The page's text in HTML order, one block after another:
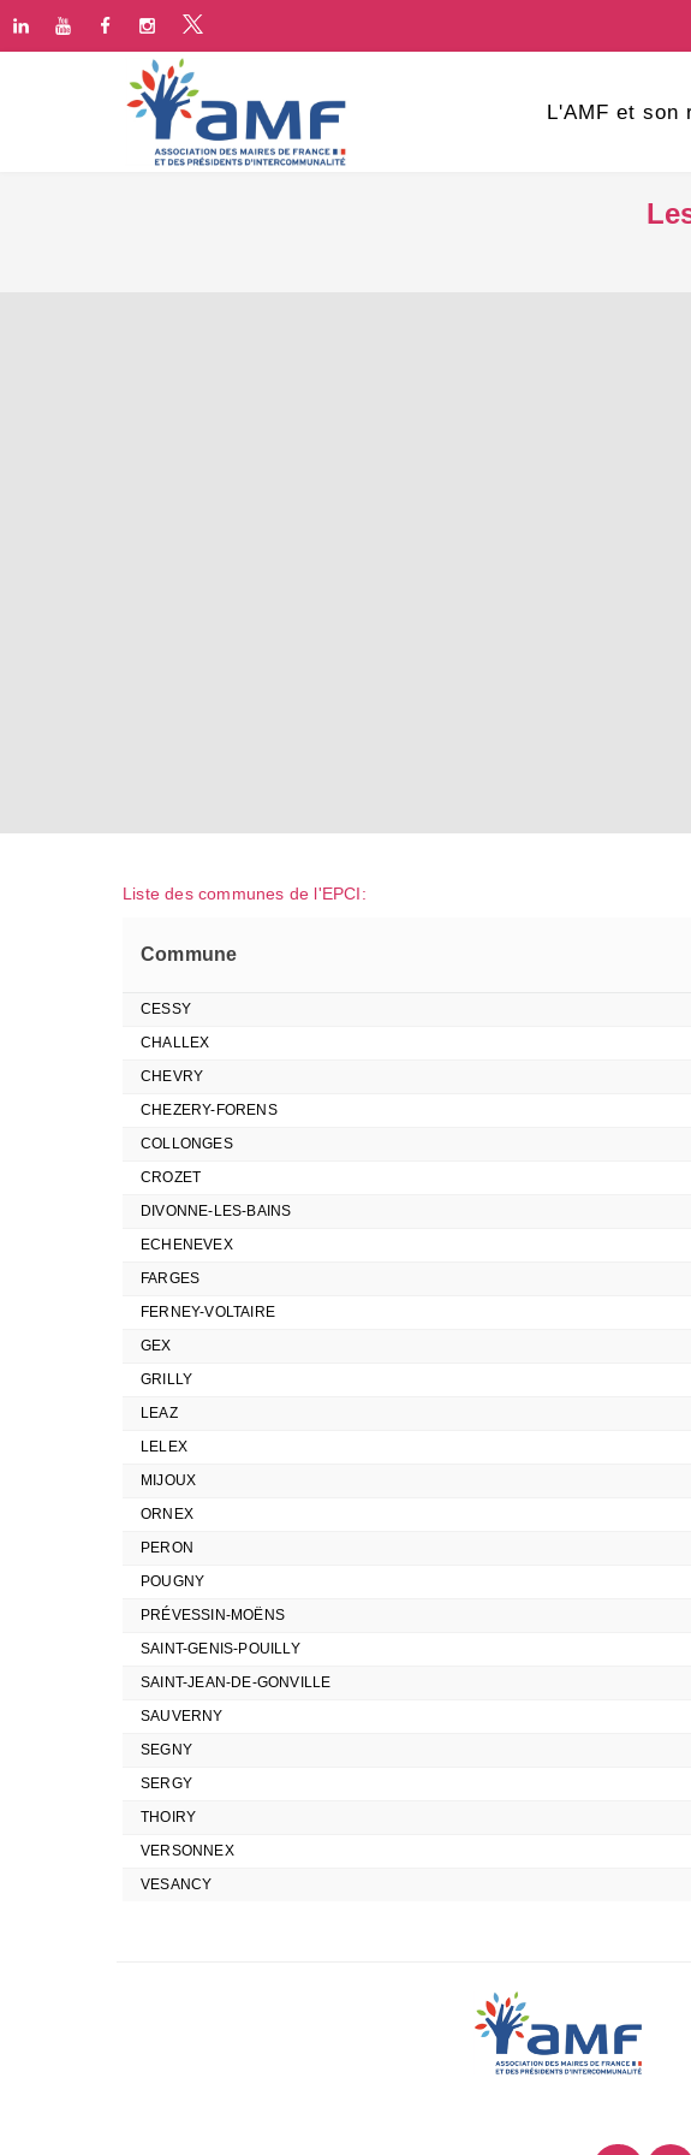
L'AMF et son
Liste des communes de l'EPCI:
Commune
CESSY
CHALLEX
CHEVRY
CHEZERY-FORENS
COLLONGES
CROZET
DIVONNE-LES-BAINS
ECHENEVEX
FARGES
FERNEY-VOLTAIRE
GEX
GRILLY
LEAZ
LELEX
MIJOUX
ORNEX
PERON
POUGNY
PRÉVESSIN-MOËNS
SAINT-GENIS-POUILLY
SAINT-JEAN-DE-GONVILLE
SAUVERNY
SEGNY
SERGY
THOIRY
VERSONNEX
VESANCY